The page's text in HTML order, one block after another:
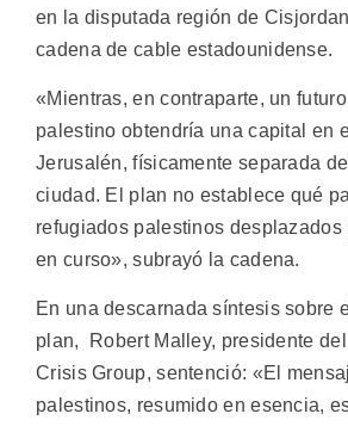
en la disputada región de
cadena de cable estadounidense.
«Mientras, en contraparte, un
palestino obtendría una capital en
Jerusalén, físicamente separada
ciudad. El plan no establece qué
refugiados palestinos
en curso», subrayó la cadena.
En una descarnada síntesis sobre
plan, Robert Malley, presidente del
Crisis Group, sentenció: «El
palestinos, resumido en esencia,